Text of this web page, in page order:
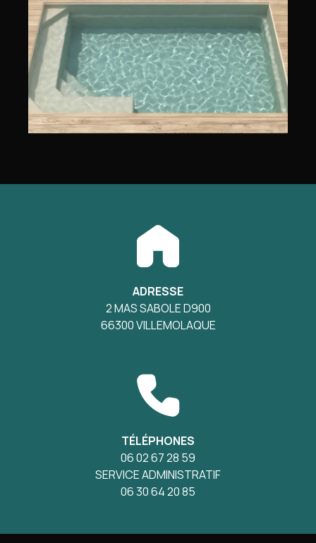
ADRESSE
2 MAS SABOLE D900
66300 VILLEMOLAQUE
TÉLÉPHONES
06 02 67 28 59
SERVICE ADMINISTRATIF
06 30 64 20 85